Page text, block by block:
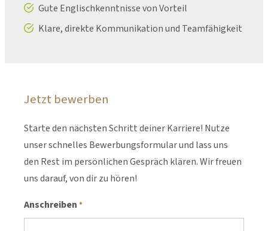
Gute Englischkenntnisse von Vorteil
Klare, direkte Kommunikation und Teamfähigkeit
Jetzt bewerben
Starte den nächsten Schritt deiner Karriere! Nutze
unser schnelles Bewerbungsformular und lass uns
den Rest im persönlichen Gespräch klären. Wir freuen
uns darauf, von dir zu hören!
Anschreiben *